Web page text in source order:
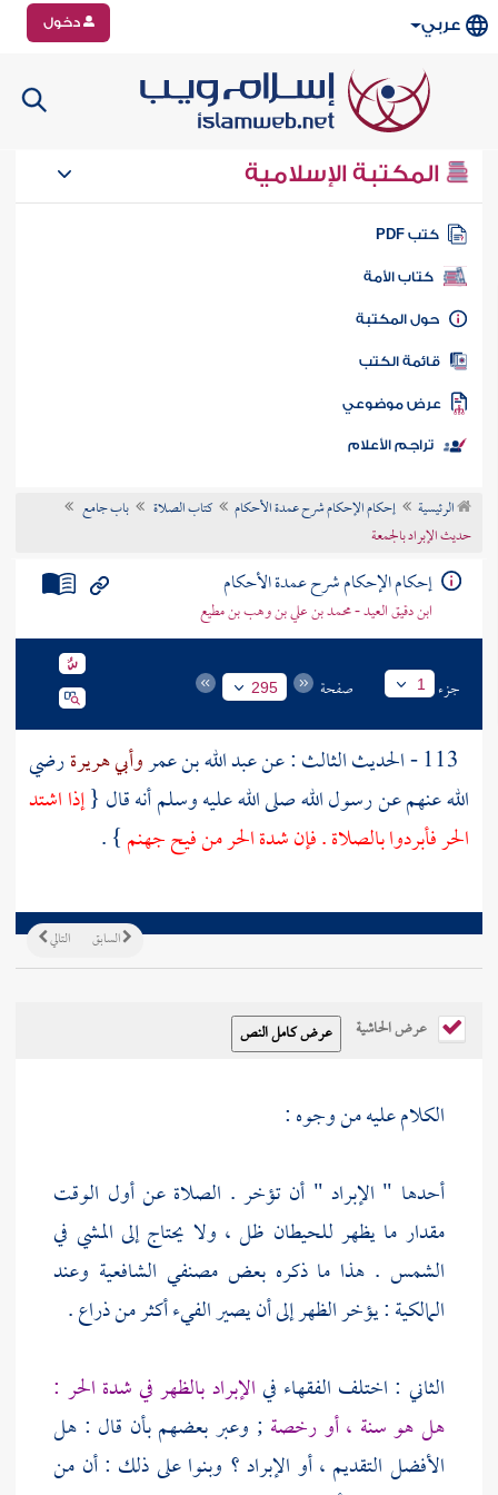
عربي دخول
المكتبة الإسلامية
كتب PDF
كتاب الأمة
المكتبة
الكتب
موضوعي
تراجم الأعلام
الرئيسية إحكام الإحكام شرح عمدة الأحكام كتاب الصلاة
باب جامع
حديث الإبراد بالجمعة
إحكام الإحكام شرح عمدة الأحكام
ابن دقيق العيد - محمد بن علي بن وهب بن مطيع
جزء 1 صفحة 295
عبد الله بن عمروأبي هريرةرضي
الله عنهم عن رسول الله صلى الله عليه وسلم أنه قال {إذا اشتد
الحر فأبردوا بالصلاة . فإن شدة الحر من فيح جهنم} .
التالي السابق
عرض الحاشية
الكلام عليه من وجوه :
أحدها " الإبراد " أن تؤخر . الصلاة عن أول الوقت
مقدار ما يظهر للحيطان ظل ، ولا يحتاج إلى المشي في
الشمس . هذا ما ذكره بعض مصنفي الشافعية وعند
المالكية : يؤخر الظهر إلى أن يصير الفيء أكثر من ذراع .
الثاني : اختلف الفقهاء فيالإبراد بالظهر في شدة الحر :
هل هو سنة ، أو رخصة ; وعبر بعضهم بأن قال : هل
الأفضل التقديم ، أو الإبراد ؟ وبنوا على ذلك : أن من